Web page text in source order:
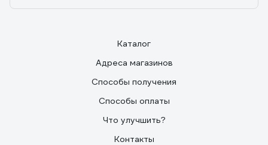
Каталог
Адреса магазинов
Способы получения
Способы оплаты
Что улучшить?
Контакты